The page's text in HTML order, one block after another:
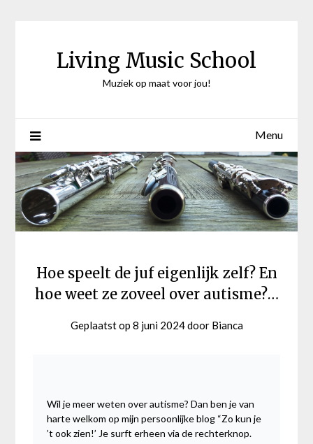
Living Music School
Muziek op maat voor jou!
Menu
Hoe speelt de juf eigenlijk zelf? En
hoe weet ze zoveel over autisme?…
Geplaatst op 8 juni 2024door Bianca
Wil je meer weten over autisme? Dan ben je van
harte welkom op mijn persoonlijke blog “Zo kun je
’t ook zien!’ Je surft erheen via de rechterknop.